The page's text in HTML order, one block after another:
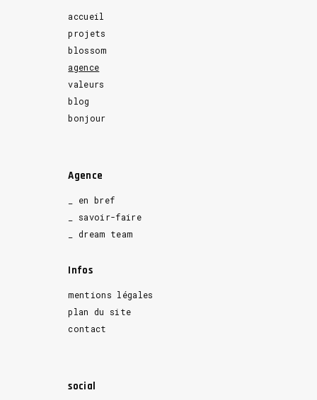
accueil
projets
blossom
agence
valeurs
blog
bonjour
Agence
_ en bref
_ savoir-faire
_ dream team
Infos
mentions légales
plan du site
contact
social